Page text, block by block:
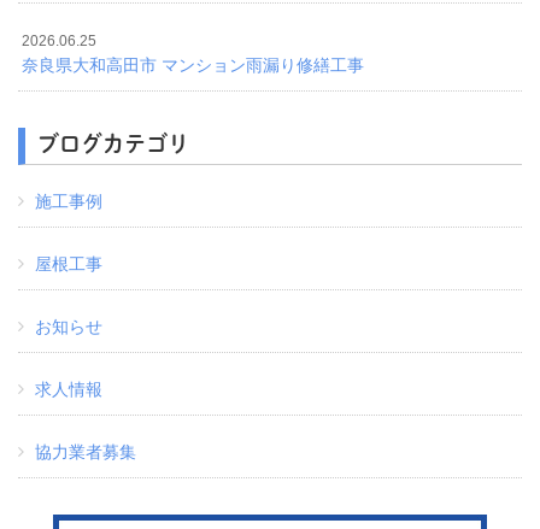
2026.06.25
奈良県大和高田市 マンション雨漏り修繕工事
ブログカテゴリ
施工事例
屋根工事
お知らせ
求人情報
協力業者募集